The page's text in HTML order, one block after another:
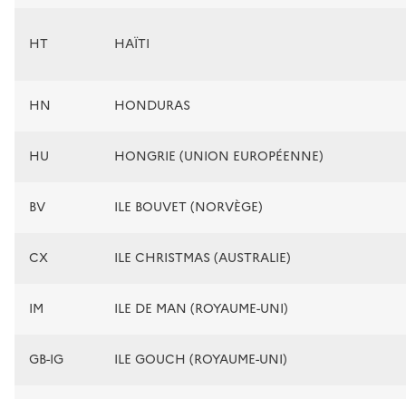
HT HAÏTI
HN HONDURAS
HU HONGRIE (UNION EUROPÉENNE)
BV ILE BOUVET (NORVÈGE)
CX ILE CHRISTMAS (AUSTRALIE)
IM ILE DE MAN (ROYAUME-UNI)
GB-IG ILE GOUCH (ROYAUME-UNI)